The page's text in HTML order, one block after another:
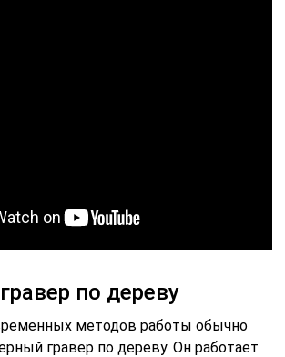
по дереву
методов работы обычно
гравер по дереву. Он работает